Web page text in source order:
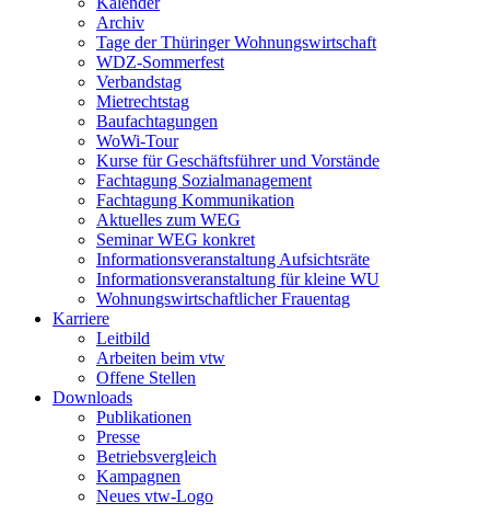
Archiv
Tage der Thüringer Wohnungswirtschaft
WDZ-Sommerfest
Verbandstag
Mietrechtstag
Baufachtagungen
WoWi-Tour
Kurse für Geschäftsführer und Vorstände
Fachtagung Sozialmanagement
Fachtagung Kommunikation
Aktuelles zum WEG
Seminar WEG konkret
Informationsveranstaltung Aufsichtsräte
Informationsveranstaltung für kleine WU
Wohnungswirtschaftlicher Frauentag
Karriere
Leitbild
Arbeiten beim vtw
Offene Stellen
Downloads
Publikationen
Presse
Betriebsvergleich
Kampagnen
Neues vtw-Logo